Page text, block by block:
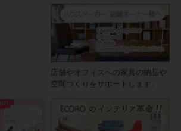
店舗やオフィスへの家具の納品や
空間づくりをサポートします。